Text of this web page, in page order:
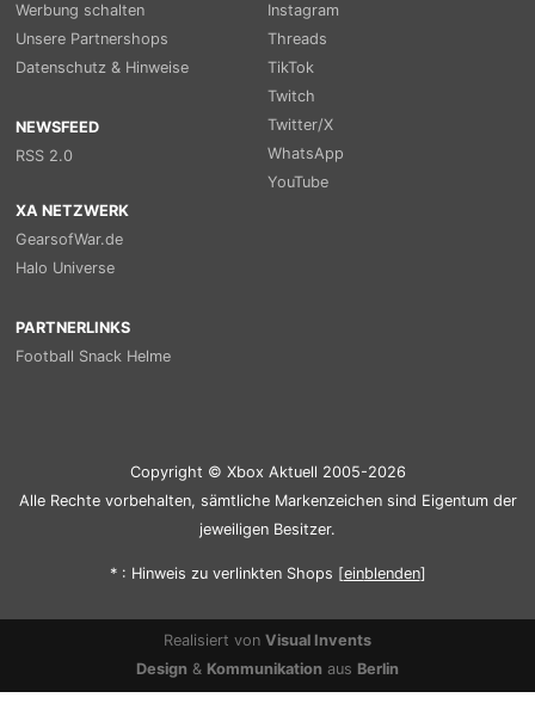
Werbung schalten
Unsere Partnershops
Datenschutz & Hinweise
NEWSFEED
RSS 2.0
Instagram
Threads
TikTok
Twitch
Twitter/X
WhatsApp
YouTube
XA NETZWERK
GearsofWar.de
Halo Universe
PARTNERLINKS
Football Snack Helme
Copyright © Xbox Aktuell 2005-2026
Alle Rechte vorbehalten, sämtliche Markenzeichen sind Eigentum der
jeweiligen Besitzer.
* : Hinweis zu verlinkten Shops [einblenden]
Realisiert von Visual Invents
Design & Kommunikation aus Berlin